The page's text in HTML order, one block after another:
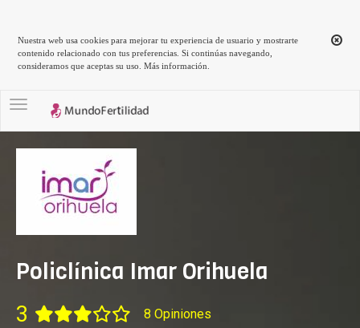
Nuestra web usa cookies para mejorar tu experiencia de usuario y mostrarte
contenido relacionado con tus preferencias. Si continúas navegando,
consideramos que aceptas su uso.Más información
Toggle navigation
Policlínica Imar Orihuela
3 8 Opiniones